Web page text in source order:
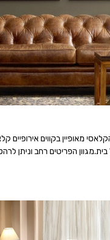
מאופיין בקווים אירופיים
הפריטים רחב וניתן